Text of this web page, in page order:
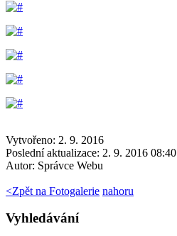
Vytvořeno: 2. 9. 2016
Poslední aktualizace: 2. 9. 2016 08:40
Autor: Správce Webu
<Zpět na Fotogalerie nahoru
Vyhledávání